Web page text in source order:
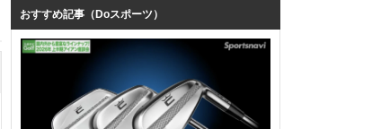
おすすめ記事（Doスポーツ）